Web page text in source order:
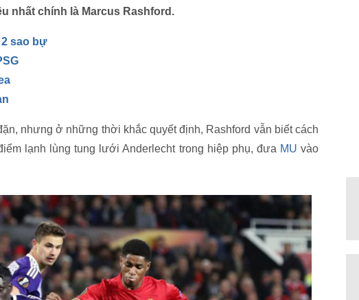
nhất chính là Marcus Rashford.
2 sao bự
nhưng ở những thời khắc quyết định, Rashford vẫn biết cách
lạnh lùng tung lưới Anderlecht trong hiệp phụ, đưa MU vào